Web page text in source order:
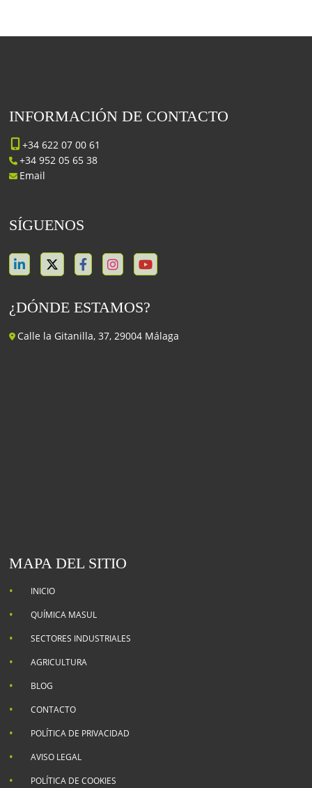
INFORMACIÓN DE CONTACTO
+34 622 07 00 61
+34 952 05 65 38
Email
SÍGUENOS
¿DÓNDE ESTAMOS?
Calle la Gitanilla, 37, 29004 Málaga
MAPA DEL SITIO
INICIO
QUÍMICA MASUL
SECTORES INDUSTRIALES
AGRICULTURA
BLOG
CONTACTO
POLÍTICA DE PRIVACIDAD
AVISO LEGAL
POLÍTICA DE COOKIES